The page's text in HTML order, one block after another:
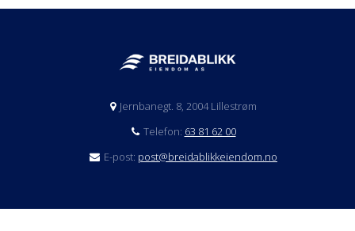
Jernbanegt. 8, 2004 Lillestrøm
Telefon: 63 81 62 00
E-post: post@breidablikkeiendom.no